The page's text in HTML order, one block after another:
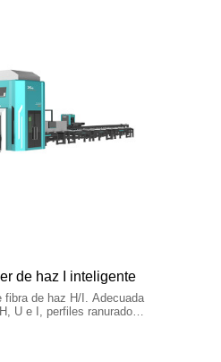
de haz I inteligente
fibra de haz H/I. Adecuada
U e I, perfiles ranurados